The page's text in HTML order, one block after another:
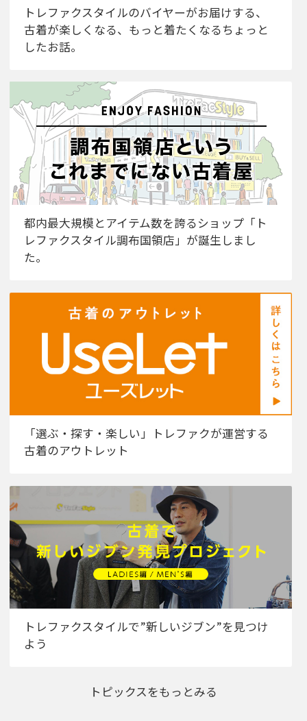
トレファクスタイルのバイヤーがお届けする、
古着が楽しくなる、もっと着たくなるちょっと
したお話。
都内最大規模とアイテム数を誇るショップ「ト
レファクスタイル調布国領店」が誕生しまし
た。
「選ぶ・探す・楽しい」トレファクが運営する
古着のアウトレット
トレファクスタイルで”新しいジブン”を見つけ
よう
トピックスをもっとみる